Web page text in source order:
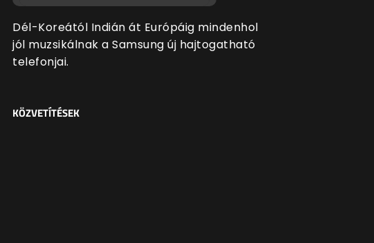
Dél-Koreától Indián át Európáig mindenhol
jól muzsikálnak a Samsung új hajtogatható
telefonjai.
KÖZVETÍTÉSEK